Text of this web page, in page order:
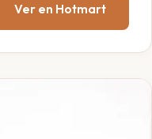
Ver en Hotmart